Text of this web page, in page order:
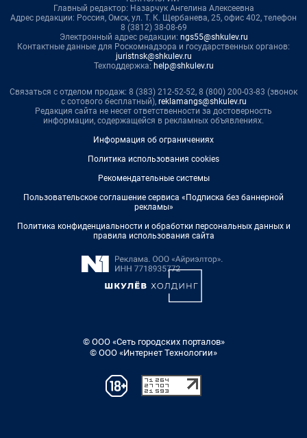
Главный редактор: Назарчук Ангелина Алексеевна
Адрес редакции: Россия, Омск, ул. Т. К. Щербанева, 25, офис 402, телефон
8 (3812) 38-08-69
Электронный адрес редакции: ngs55@shkulev.ru
Контактные данные для Роскомнадзора и государственных органов:
juristnsk@shkulev.ru
Техподдержка: help@shkulev.ru
Связаться с отделом продаж: 8 (383) 212-52-52, 8 (800) 200-03-83 (звонок
с сотового бесплатный), reklamangs@shkulev.ru
Редакция сайта не несет ответственности за достоверность
информации, содержащейся в рекламных объявлениях.
Информация об ограничениях
Политика использования cookies
Рекомендательные системы
Пользовательское соглашение сервиса «Подписка без баннерной
рекламы»
Политика конфиденциальности и обработки персональных данных и
правила использования сайта
© ООО «Сеть городских порталов»
© ООО «Интернет Технологии»